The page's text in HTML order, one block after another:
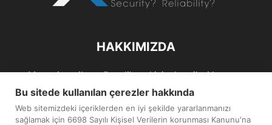
HAKKIMIZDA
Maramiro; siber güvenlik ve kişisel verileri koruma
alanlarıın sağlıklı büyümelerine odaklanarak bu sektörlerle
ilgili güncel haber ve analizler hazırlayıp yayınlayan bir
haber sitesidir.
Bu sitede kullanılan çerezler hakkında
Web sitemizdeki içeriklerden en iyi şekilde yararlanmanızı
sağlamak için 6698 Sayılı Kişisel Verilerin korunması Kanunu'na